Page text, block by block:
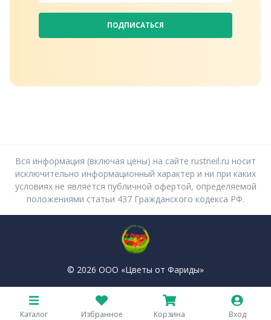
ПОДПИСАТЬСЯ
Вся информация (включая цены) на сайте rustneil.ru носит
исключительно информационный характер и ни при каких
условиях не является публичной офертой, определяемой
положениями статьи 437 Гражданского кодекса РФ.
© 2026 ООО «Цветы от Фариды»
Политика конфиденциальности
Пользовательское соглашение
Каталог Избранное Корзина Вход